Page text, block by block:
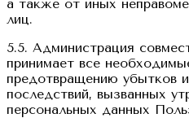
а также от иных
лиц.
5.5. Администрация
принимает все
предотвращению убытков
последствий, вызванных
персональных данных